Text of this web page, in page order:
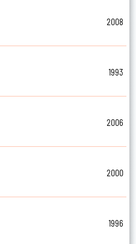
2008
1993
2006
2000
1996